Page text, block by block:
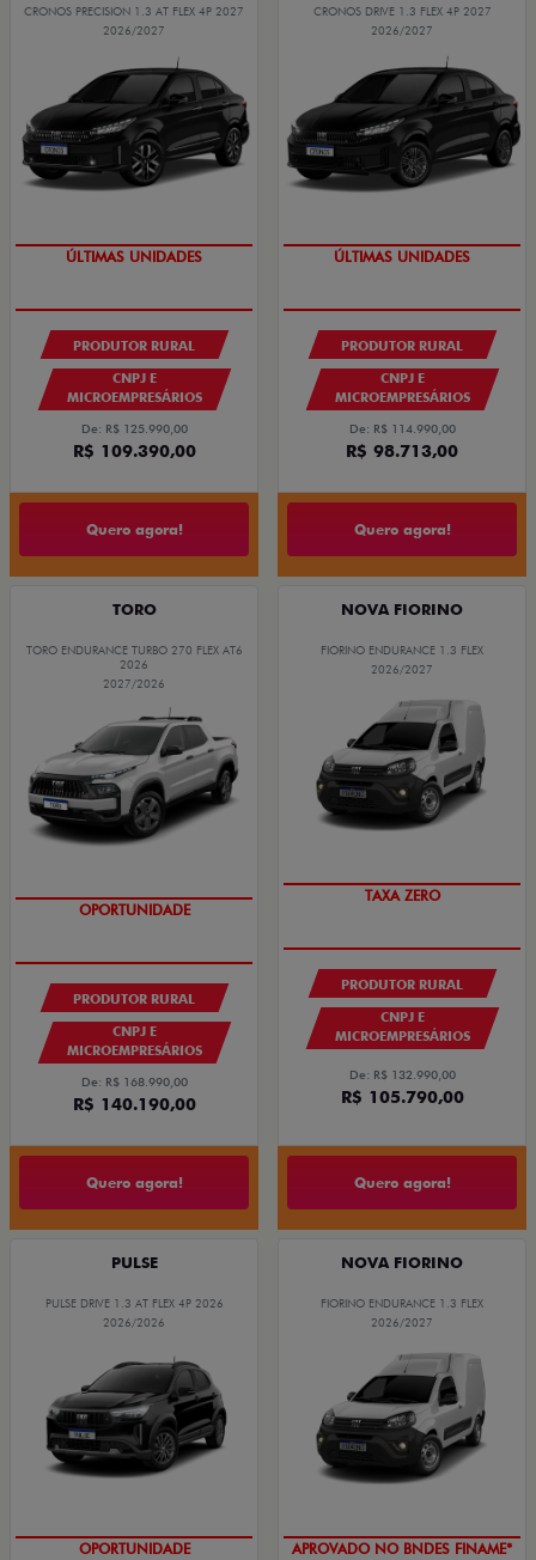
CRONOS PRECISION 1.3 AT FLEX 4P 2027
2026/2027
GRANDE CHANCE FIAT
PRODUTOR RURAL
CNPJ E
MICROEMPRESÁRIOS
De: R$ 125.990,00
R$ 109.390,00
Quero agora!
CRONOS DRIVE 1.3 FLEX 4P 2027
2026/2027
GRANDE CHANCE FIAT
PRODUTOR RURAL
CNPJ E
MICROEMPRESÁRIOS
De: R$ 114.990,00
R$ 98.713,00
Quero agora!
TORO
TORO ENDURANCE TURBO 270 FLEX AT6
2026
2027/2026
GRANDE CHANCE FIAT
PRODUTOR RURAL
CNPJ E
MICROEMPRESÁRIOS
De: R$ 168.990,00
R$ 140.190,00
Quero agora!
NOVA FIORINO
FIORINO ENDURANCE 1.3 FLEX
2026/2027
TAXA ZERO
PRODUTOR RURAL
CNPJ E
MICROEMPRESÁRIOS
De: R$ 132.990,00
R$ 105.790,00
Quero agora!
PULSE
PULSE DRIVE 1.3 AT FLEX 4P 2026
2026/2026
OPORTUNIDADE
NOVA FIORINO
FIORINO ENDURANCE 1.3 FLEX
2026/2027
APROVADO NO BNDES FINAME*